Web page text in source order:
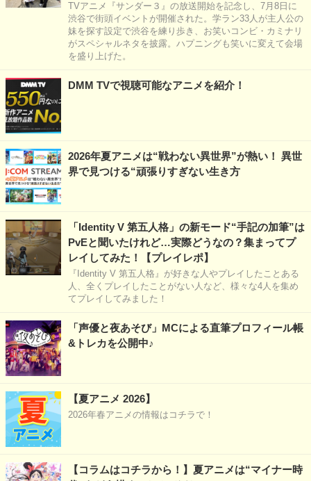
TVアニメ『サンダー３』の放送開始を記念し、7月8日に
渋谷で街頭イベントが開催された。学ラン33人が主人公の
妹を探す設定で渋谷を練り歩き、お笑いコンビ・カミナリ
がスペシャルネタを披露。ハプニングも笑いに変えて会場
を盛り上げた。
DMM TVで視聴可能なアニメを紹介！
2026年夏アニメは“戦わない異世界”が熱い！ 異世
界で見つける“頑張りすぎない生き方
「Identity V 第五人格」の新モード“手記の加筆”は
PvEと聞いたけれど…実際どうなの？集まってプ
レイしてみた！【プレイレポ】
『Identity V 第五人格』が好きな人やプレイしたことある
人、全くプレイしたことがない人など、様々な4人を集め
てプレイしてみました！
「声優と夜あそび」MCによる直筆プロフィール帳
&トレカを公開中♪
【夏アニメ 2026】
2026年春アニメの情報はコチラで！
【コラムはコチラから！】夏アニメは“マイナー時